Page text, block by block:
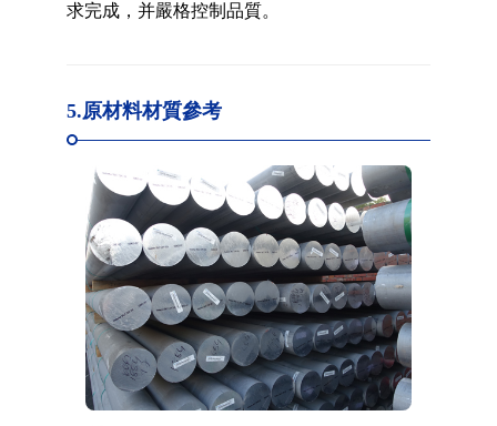
求完成，并嚴格控制品質。
5.原材料材質參考